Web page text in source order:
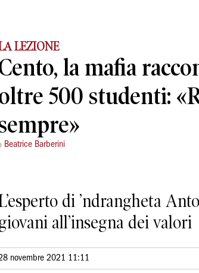
LEZIONE
la mafia
500 studenti:
Beatrice Barberini
di ’ndrangheta
all’insegna dei valori
novembre 2021 11:11